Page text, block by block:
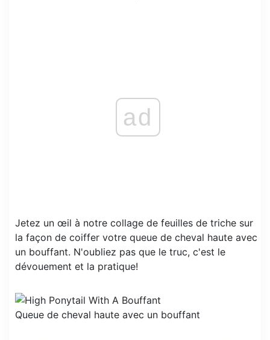
ad
Jetez un œil à notre collage de feuilles de triche sur
la façon de coiffer votre queue de cheval haute avec
un bouffant. N'oubliez pas que le truc, c'est le
dévouement et la pratique!
Queue de cheval haute avec un bouffant